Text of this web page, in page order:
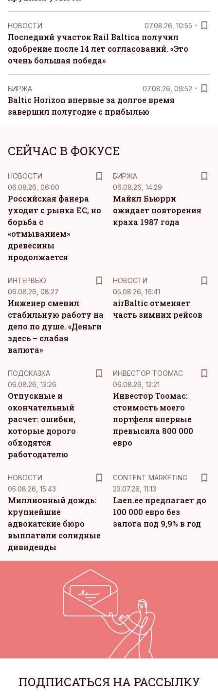
НОВОСТИ 07.08.26, 10:55
Последний участок Rail Baltica получил
одобрение после 14 лет согласований. «Это
очень большая победа»
БИРЖА 07.08.26, 09:52
Baltic Horizon впервые за долгое время
завершил полугодие с прибылью
СЕЙЧАС В ФОКУСЕ
НОВОСТИ
06.08.26, 06:00
Российская фанера
уходит с рынка ЕС, но
борьба с
«отмыванием»
древесины
продолжается
БИРЖА
06.08.26, 14:29
Майкл Бьюрри
ожидает повторения
краха 1987 года
ИНТЕРВЬЮ
06.08.26, 08:27
Инженер сменил
стабильную работу на
дело по душе. «Деньги
здесь – слабая
валюта»
НОВОСТИ
05.08.26, 16:41
airBaltic отменяет
часть зимних рейсов
ПОДСКАЗКА
06.08.26, 13:26
Отпускные и
окончательный
расчет: ошибки,
которые дорого
обходятся
работодателю
ИНВЕСТОР ТООМАС
06.08.26, 12:21
Инвестор Тоомас:
стоимость моего
портфеля впервые
превысила 800 000
евро
НОВОСТИ
05.08.26, 15:43
Миллионный дождь:
крупнейшие
адвокатские бюро
выплатили солидные
дивиденды
CONTENT MARKETING
23.07.26, 11:13
Laen.ee предлагает до
100 000 евро без
залога под 9,9% в год
ПОДПИСАТЬСЯ НА РАССЫЛКУ